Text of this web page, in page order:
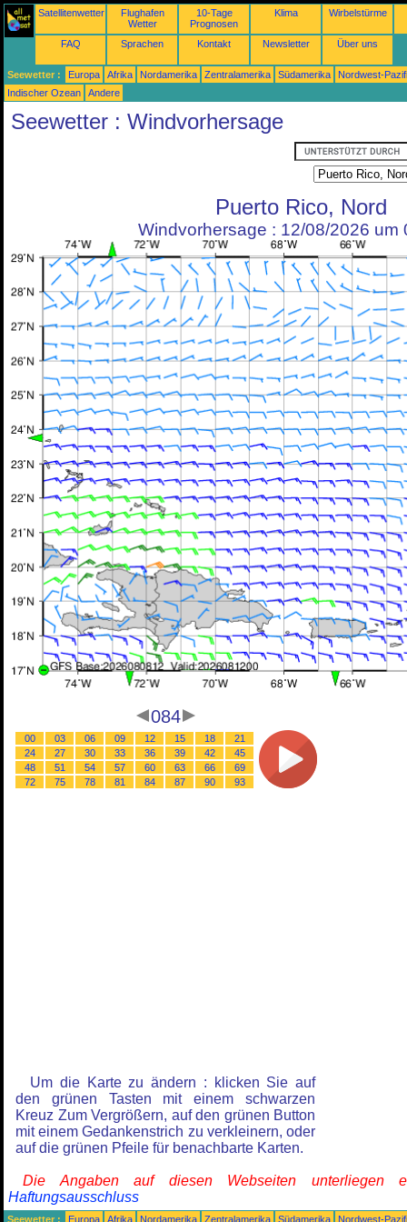
Satellitenwetter
Flughafen
Wetter
10-Tage
Prognosen
Klima Wirbelstürme
FAQ Sprachen Kontakt Newsletter Über uns
Seewetter : Europa Afrika Nordamerika Zentralamerika Südamerika
Nordwest-
Indischer Ozean
Andere
Seewetter : Windvorhersage
Puerto Rico, Nord
Windvorhersage : 12/08/2026 um
084
00 03 06 09 12 15 18
21
24
27 30 33 36 39 42
45
48
51 54 57 60 63 66
69
72
75 78 81 84 87 90 93
Um die Karte zu ändern : klicken Sie auf
den grünen Tasten mit einem schwarzen
Kreuz Zum Vergrößern, auf den grünen Button
mit einem Gedankenstrich zu verkleinern, oder
auf die grünen Pfeile für benachbarte Karten.
Die Angaben auf diesen Webseiten unterliegen
Haftungsausschluss
Seewetter : Europa Afrika Nordamerika Zentralamerika Südamerika
Nordwest-